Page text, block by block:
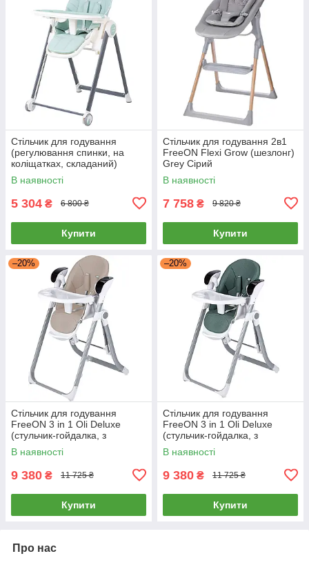
Стільчик для годування
(регулювання спинки, на
коліщатках, складаний)
FreeON SVEN Mint 31306
М'ятний
В наявності
5 304 ₴ 6 800 ₴
Купити
Стільчик для годування 2в1
FreeON Flexi Grow (шезлонг)
Grey Сірий
В наявності
7 758 ₴ 9 820 ₴
Купити
–20%
Стільчик для годування
FreeON 3 in 1 Oli Deluxe
(стульчик-гойдалка, з
музикою, пульт управління)
Бежевий
В наявності
9 380 ₴ 11 725 ₴
Купити
–20%
Стільчик для годування
FreeON 3 in 1 Oli Deluxe
(стульчик-гойдалка, з
музикою, пульт управління)
Зелений
В наявності
9 380 ₴ 11 725 ₴
Купити
Про нас